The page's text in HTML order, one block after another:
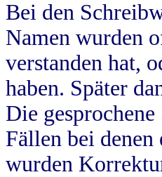
Bei den
Namen wurden
verstanden hat,
haben. Später
Die
Fällen bei
wurden